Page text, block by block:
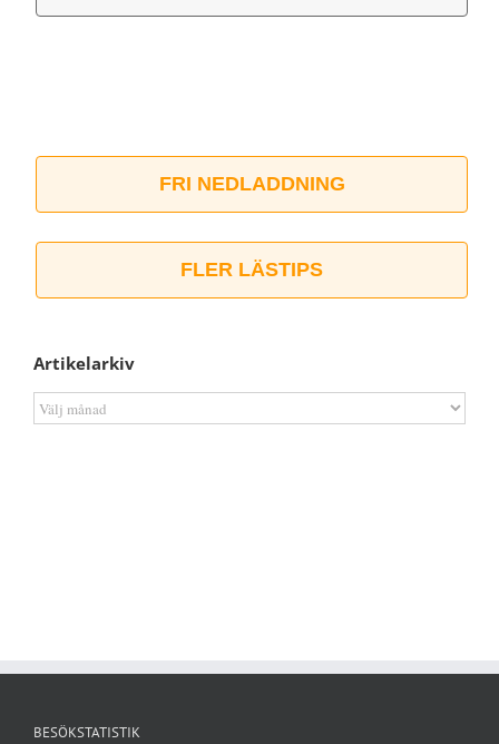
FRI NEDLADDNING
FLER LÄSTIPS
Artikelarkiv
Artikelarkiv
BESÖKSTATISTIK